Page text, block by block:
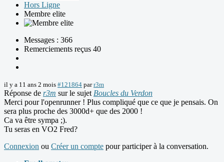
Hors Ligne
Membre elite
Messages : 366
Remerciements reçus 40
il y a 11 ans 2 mois #121864 parr3m
Réponse de r3m sur le sujet Boucles du Verdon
Merci pour l'openrunner ! Plus compliqué que ce que je pensais. On
sera plus proche des 3000d+ que des 2000 !
Ca va être sympa ;).
Tu seras en VO2 Fred?
Connexion ou Créer un compte pour participer à la conversation.